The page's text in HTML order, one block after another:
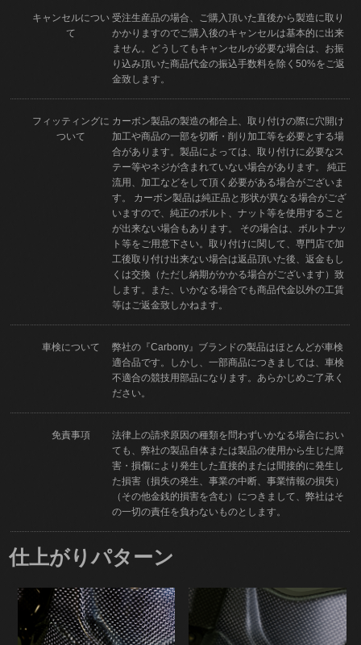
キャンセルについ
て
受注生産品の場合、ご購入頂いた直後から製造に取り
かかりますのでご購入後のキャンセルは基本的に出来
ません。どうしてもキャンセルが必要な場合は、お振
り込み頂いた商品代金の振込手数料を除く50%をご返
金致します。
フィッティングに
ついて
カーボン製品の製造の都合上、取り付けの際に穴開け
加工や商品の一部を切断・削り加工等を必要とする場
合があります。製品によっては、取り付けに必要なス
テー等やネジが含まれていない場合があります。 純正
流用、加工などをして頂く必要がある場合がございま
す。 カーボン製品は純正品と形状が異なる場合がござ
いますので、純正のボルト、ナット等を使用すること
が出来ない場合もあります。 その場合は、ボルトナッ
ト等をご用意下さい。取り付けに関して、専門店で加
工後取り付け出来ない場合は返品頂いた後、返金もし
くは交換（ただし納期がかかる場合がございます）致
します。また、いかなる場合でも商品代金以外の工賃
等はご返金致しかねます。
車検について
弊社の『Carbony』ブランドの製品はほとんどが車検
適合品です。しかし、一部商品につきましては、車検
不適合の競技用部品になります。あらかじめご了承く
ださい。
免責事項
法律上の請求原因の種類を問わずいかなる場合におい
ても、弊社の製品自体または製品の使用から生じた障
害・損傷により発生した直接的または間接的に発生し
た損害（損失の発生、事業の中断、事業情報の損失）
（その他金銭的損害を含む）につきまして、弊社はそ
の一切の責任を負わないものとします。
仕上がりパターン